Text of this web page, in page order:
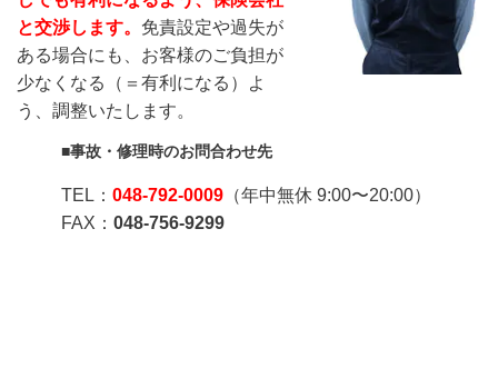
と交渉します。 免責設定や過失が
ある場合にも、お客様のご負担が
少なくなる（＝有利になる）よ
う、調整いたします。
■事故・修理時のお問合わせ先
TEL： 048-792-0009 （年中無休 9:00〜20:00）
FAX： 048-756-9299